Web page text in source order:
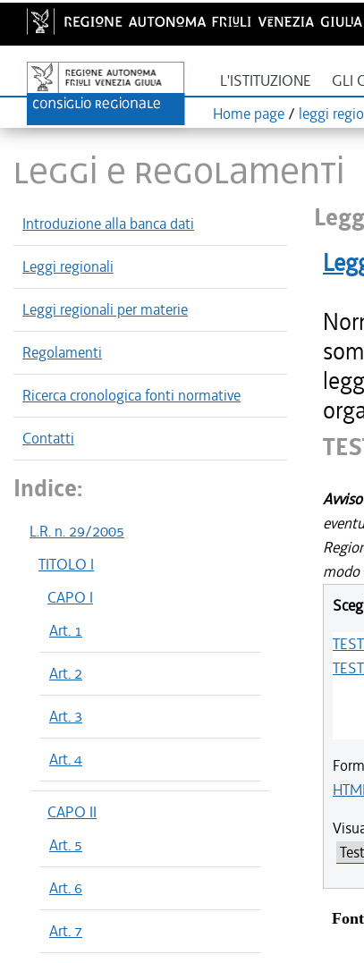
L'ISTITUZIONE GLI
Home page / leggi
LEGGI E REGOLAMENTI
Introduzione alla banca dati
Leggi regionali
Leggi regionali per materie
Regolamenti
Ricerca cronologica fonti normative
Contatti
Indice:
L.R. n. 29/2005
TITOLO I
CAPO I
Art. 1
Art. 2
Art. 3
Art. 4
CAPO II
Art. 5
Art. 6
Art. 7
modo